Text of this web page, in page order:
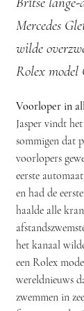
Mercedes
wilde
Rolex model
Voorloper in
Jasper vindt
sommigen dat
voorlopers
eerste
en had de
haalde alle
het kanaal
een Rolex
wereldnieuws
zwemmen in